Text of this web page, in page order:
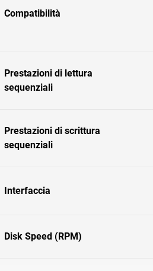
Compatibilità
Prestazioni di lettura
sequenziali
Prestazioni di scrittura
sequenziali
Interfaccia
Disk Speed (RPM)